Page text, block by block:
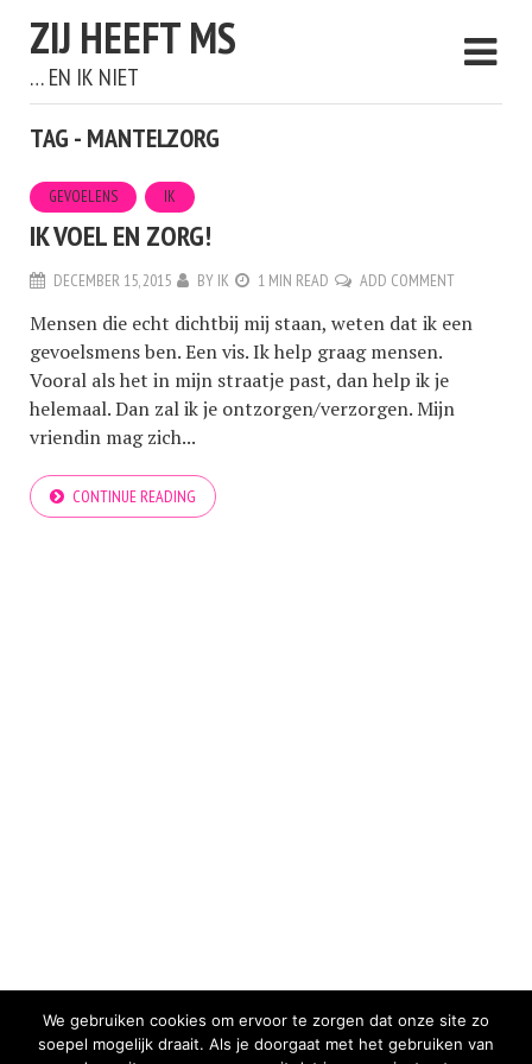
ZIJ HEEFT MS
… EN IK NIET
TAG - MANTELZORG
GEVOELENS IK
IK VOEL EN ZORG!
DECEMBER 15, 2015 BY IK 1 MIN READ ADD COMMENT
Mensen die echt dichtbij mij staan, weten dat ik een
gevoelsmens ben. Een vis. Ik help graag mensen.
Vooral als het in mijn straatje past, dan help ik je
helemaal. Dan zal ik je ontzorgen/verzorgen. Mijn
vriendin mag zich...
CONTINUE READING
We gebruiken cookies om ervoor te zorgen dat onze site zo
soepel mogelijk draait. Als je doorgaat met het gebruiken van